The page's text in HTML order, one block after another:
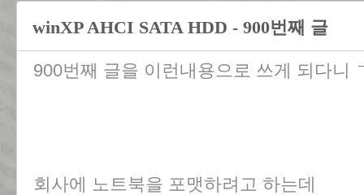
winXP AHCI SATA HDD - 900번째 글
900번째 글을 이런내용으로 쓰게 되다니
회사에 노트북을 포맷하려고 하는데